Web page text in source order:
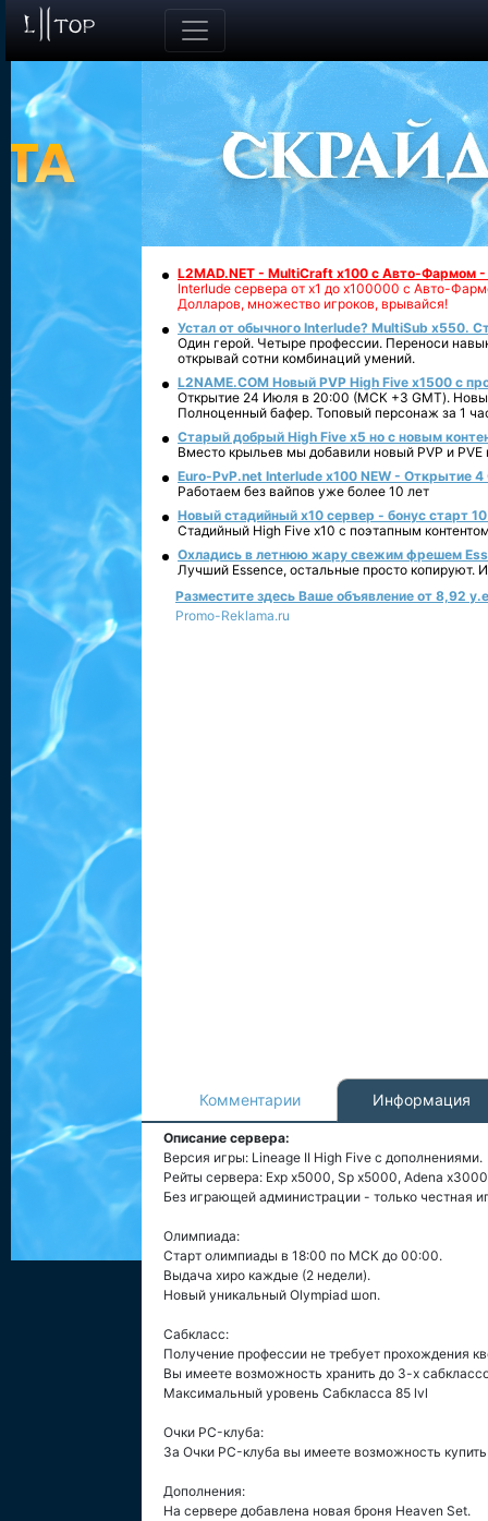
L2MAD.NET - MultiCraft x100 с Авто-Фармом
Interlude сервера от х1 до х100000 с Авто-
Долларов, множество игроков, врывайся!
Устал от обычного Interlude? MultiSub x550.
Один герой. Четыре профессии. Переноси
открывай сотни комбинаций умений.
L2NAME.COM Новый PVP High Five x1500 с
Открытие 24 Июля в 20:00 (МСК +3 GMT).
Полноценный бафер. Топовый персонаж за 1
Старый добрый High Five x5 но с новым
Вместо крыльев мы добавили новый PVP и PVE
Euro-PvP.net Interlude х100 NEW - Открытие 4
Работаем без вайпов уже более 10 лет
Новый стадийный х10 сервер - бонус старт
Стадийный High Five x10 с поэтапным
Охладись в летнюю жару свежим фрешем
Лучший Essence, остальные просто копируют.
Разместите здесь Ваше объявление от 8,92
Promo-Reklama.ru
Комментарии Информация
Описание сервера:
Версия игры: Lineage II High Five с дополнениями.
Рейты сервера: Exp x5000, Sp x5000, Adena
Без играющей администрации - только честная
Олимпиада:
Старт олимпиады в 18:00 по МСК до 00:00.
Выдача хиро каждые (2 недели).
Новый уникальный Olympiad шоп.
Сабкласс:
Получение профессии не требует прохождения
Вы имеете возможность хранить до 3-х
Максимальный уровень Сабкласса 85 lvl
Очки PC-клуба:
За Очки PC-клуба вы имеете возможность
Дополнения:
На сервере добавлена новая броня Heaven Set.